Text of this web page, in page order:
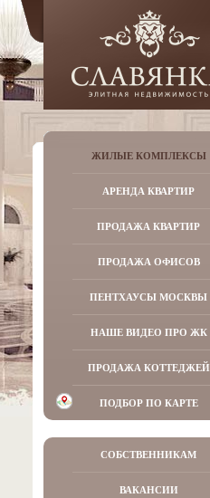
ЖИЛЫЕ КОМПЛЕКСЫ
АРЕНДА КВАРТИР
ПРОДАЖА КВАРТИР
ПРОДАЖА ОФИСОВ
ПЕНТХАУСЫ МОСКВЫ
НАШЕ ВИДЕО ПРО ЖК
ПРОДАЖА КОТТЕДЖЕЙ
ПОДБОР ПО КАРТЕ
СОБСТВЕННИКАМ
ВАКАНСИИ